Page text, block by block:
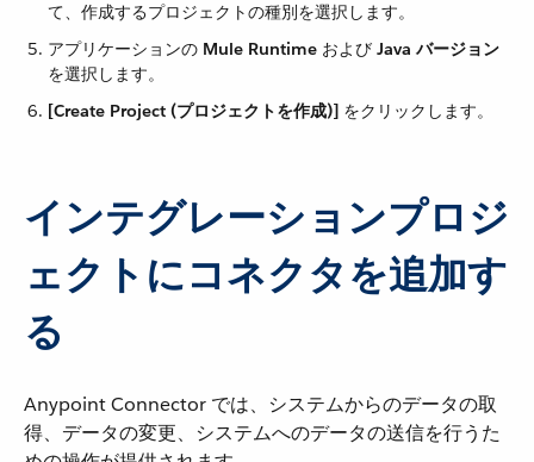
て、作成するプロジェクトの種別を選択します。
アプリケーションの ​ Mule Runtime ​ および ​ Java バージョン
を選択します。
[Create Project (プロジェクトを作成)] ​ をクリックします。
インテグレーションプロジ
ェクトにコネクタを追加す
る
Anypoint Connector では、システムからのデータの取
得、データの変更、システムへのデータの送信を行うた